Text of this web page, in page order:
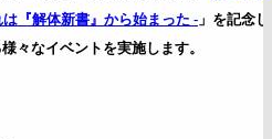
『解体新書』から始まった - 」を記念し
々なイベントを実施します。